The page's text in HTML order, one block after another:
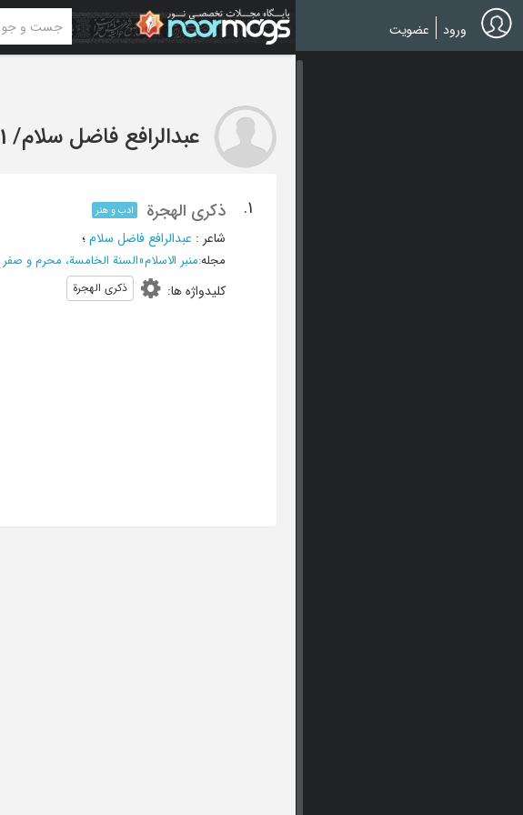
Skip
to
main
ورود عضویت
عبدالرافع فاضل سلام/ 1 مقاله
1. ذکری الهجرة ادب و هنر
شاعر : عبدالرافع فاضل سلام؛
مجله:منبر الاسلام»السنة الخامسة، محرم و صفر 1367 - المجلد 1 و 2
کلیدواژه ها: ذکری الهجرة